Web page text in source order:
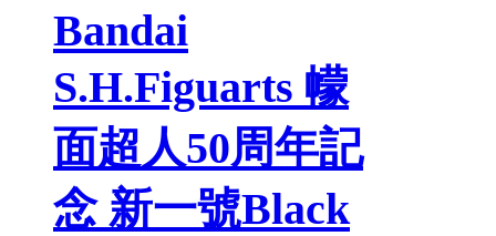
Bandai
S.H.Figuarts 幪
面超人50周年記
念 新一號Black